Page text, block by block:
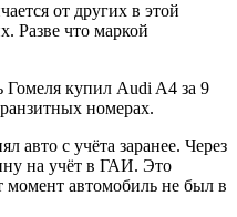
от других в этой
Разве что маркой
купил Audi A4 за 9
номерах.
авто с учёта заранее. Через
на учёт в ГАИ. Это
момент автомобиль не был в